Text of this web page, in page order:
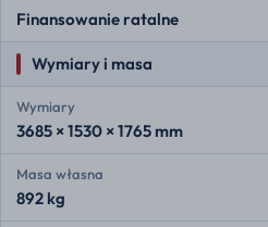
Finansowanie ratalne
Wymiary i masa
Wymiary
3685 × 1530 × 1765 mm
Masa własna
892 kg